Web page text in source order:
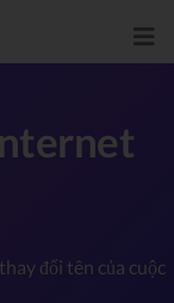
đổi tên của cuộc